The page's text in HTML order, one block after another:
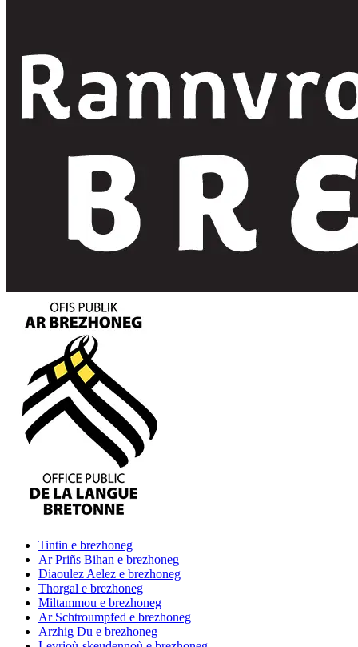
Tintin e brezhoneg
Ar Priñs Bihan e brezhoneg
Diaoulez Aelez e brezhoneg
Thorgal e brezhoneg
Miltammou e brezhoneg
Ar Schtroumpfed e brezhoneg
Arzhig Du e brezhoneg